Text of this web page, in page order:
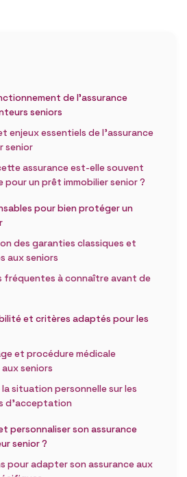
de l’assurance
seniors
enjeux essentiels de l’assurance
senior
assurance est-elle souvent
un prêt immobilier senior ?
pour bien protéger un
des garanties classiques et
aux seniors
fréquentes à connaître avant de
et critères adaptés pour les
et procédure médicale
seniors
situation personnelle sur les
d’acceptation
personnaliser son assurance
senior ?
pour adapter son assurance aux